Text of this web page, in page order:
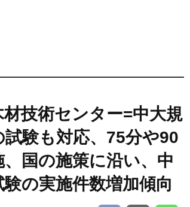
材技術センター=中大規
験も対応、75分や90
国の施策に沿い、中
の実施件数増加傾向